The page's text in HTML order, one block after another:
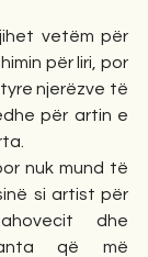
vetëm për
për liri, por
njerëzve të
për artin e
nuk mund të
si artist për
dhe
që më